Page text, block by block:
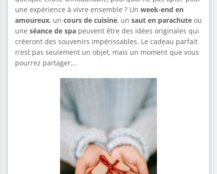
une expérience à vivre ensemble ? Un week-end en
amoureux, un cours de cuisine, un saut en parachute ou
une séance de spa peuvent être des idées originales qui
créeront des souvenirs impérissables. Le cadeau parfait
n’est pas seulement un objet, mais un moment que vous
pourrez partager…